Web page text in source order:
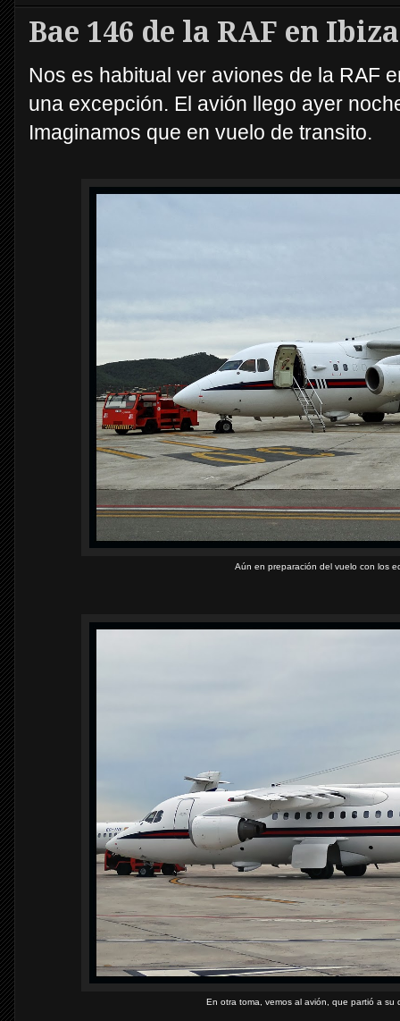
Bae 146 de la RAF en Ibiza
Nos es habitual ver aviones de la RAF
una excepción. El avión llego ayer
Imaginamos que en vuelo de transito.
Aún en preparación del vuelo con los
En otra toma, vemos al avión, que partió a su